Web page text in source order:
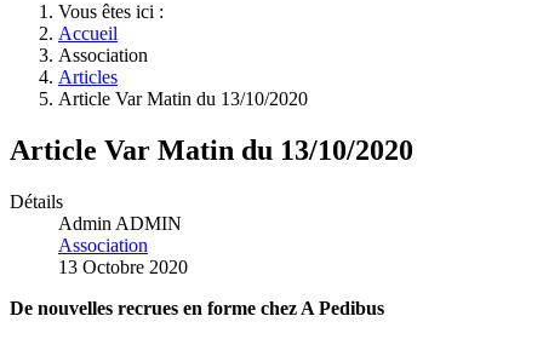
Vous êtes ici :
Accueil
Association
Articles
Article Var Matin du 13/10/2020
Article Var Matin du 13/10/2020
Détails
Admin ADMIN
Association
13 Octobre 2020
De nouvelles recrues en forme chez A Pedibus